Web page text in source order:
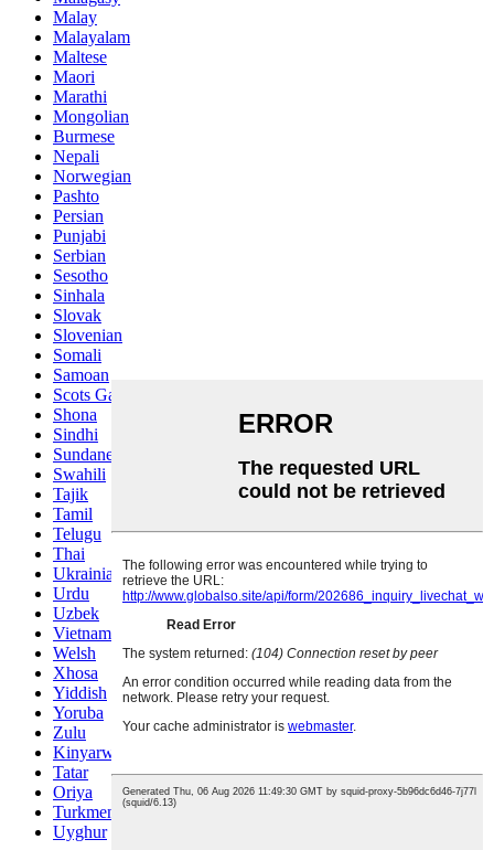
Malay
Malayalam
Maltese
Maori
Marathi
Mongolian
Burmese
Nepali
Norwegian
Pashto
Persian
Punjabi
Serbian
Sesotho
Sinhala
Slovak
Slovenian
Somali
Samoan
Scots Gaelic
Shona
Sindhi
Sundanese
Swahili
Tajik
Tamil
Telugu
Thai
Ukrainian
Urdu
Uzbek
Vietnamese
Welsh
Xhosa
Yiddish
Yoruba
Zulu
Kinyarwanda
Tatar
Oriya
Turkmen
Uyghur